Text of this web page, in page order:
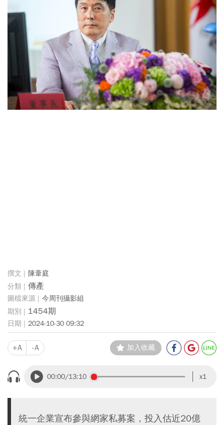
陳葦庭
傳產
今周刊攝影組
1454期
2024-10-30 09:32
+A -A 加入收藏
00:00/13:10 x1
統一企業宣布參與網家私募案，投入估近20億